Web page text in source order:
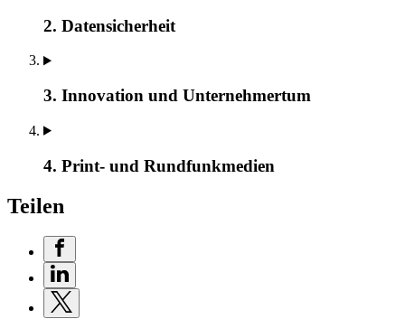
2. Datensicherheit
3. Innovation und Unternehmertum
4. Print- und Rundfunkmedien
Teilen